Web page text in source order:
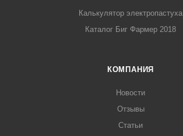
Калькулятор электропастуха
Каталог Биг Фармер 2018
КОМПАНИЯ
Новости
Отзывы
Статьи